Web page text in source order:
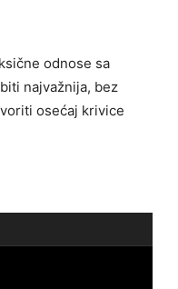
odnose sa
najvažnija, bez
osećaj krivice